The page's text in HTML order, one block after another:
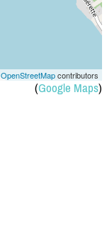
OpenStreetMapcontributors
(Google Maps)